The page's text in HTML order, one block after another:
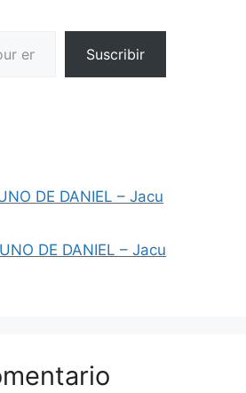
Suscribir
DE DANIEL – Jacu
DE DANIEL – Jacu